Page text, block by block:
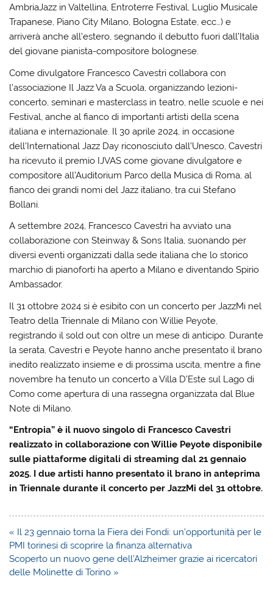
AmbriaJazz in Valtellina, Entroterre Festival, Luglio Musicale
Trapanese, Piano City Milano, Bologna Estate, ecc…) e
arriverà anche all’estero, segnando il debutto fuori dall’Italia
del giovane pianista-compositore bolognese.
Come divulgatore Francesco Cavestri collabora con
l’associazione Il Jazz Va a Scuola, organizzando lezioni-
concerto, seminari e masterclass in teatro, nelle scuole e nei
Festival, anche al fianco di importanti artisti della scena
italiana e internazionale. Il 30 aprile 2024, in occasione
dell’International Jazz Day riconosciuto dall’Unesco, Cavestri
ha ricevuto il premio IJVAS come giovane divulgatore e
compositore all’Auditorium Parco della Musica di Roma, al
fianco dei grandi nomi del Jazz italiano, tra cui Stefano
Bollani.
A settembre 2024, Francesco Cavestri ha avviato una
collaborazione con Steinway & Sons Italia, suonando per
diversi eventi organizzati dalla sede italiana che lo storico
marchio di pianoforti ha aperto a Milano e diventando Spirio
Ambassador.
Il 31 ottobre 2024 si è esibito con un concerto per JazzMi nel
Teatro della Triennale di Milano con Willie Peyote,
registrando il sold out con oltre un mese di anticipo. Durante
la serata, Cavestri e Peyote hanno anche presentato il brano
inedito realizzato insieme e di prossima uscita, mentre a fine
novembre ha tenuto un concerto a Villa D’Este sul Lago di
Como come apertura di una rassegna organizzata dal Blue
Note di Milano.
“Entropia” è il nuovo singolo di Francesco Cavestri
realizzato in collaborazione con Willie Peyote disponibile
sulle piattaforme digitali di streaming dal 21 gennaio
2025. I due artisti hanno presentato il brano in anteprima
in Triennale durante il concerto per JazzMi del 31 ottobre.
Navigazione
articoli
« Il 23 gennaio torna la Fiera dei Fondi: un’opportunità per le
PMI torinesi di scoprire la finanza alternativa
Scoperto un nuovo gene dell’Alzheimer grazie ai ricercatori
delle Molinette di Torino »